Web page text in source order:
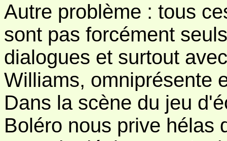
Autre problème : tous
sont pas forcément
dialogues et surtout
Williams, omniprésente
Dans la scène du jeu
Boléro nous prive hélas